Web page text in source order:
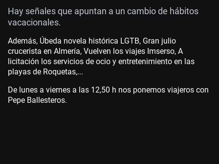
Hay señales que apuntan a un cambio de hábitos
vacacionales.
Además, Úbeda novela histórica LGTB, Gran julio
crucerista en Almería, Vuelven los viajes Imserso, A
licitación los servicios de ocio y entretenimiento en las
playas de Roquetas,...
De lunes a viernes a las 12,50 h nos ponemos viajeros con
Pepe Ballesteros.